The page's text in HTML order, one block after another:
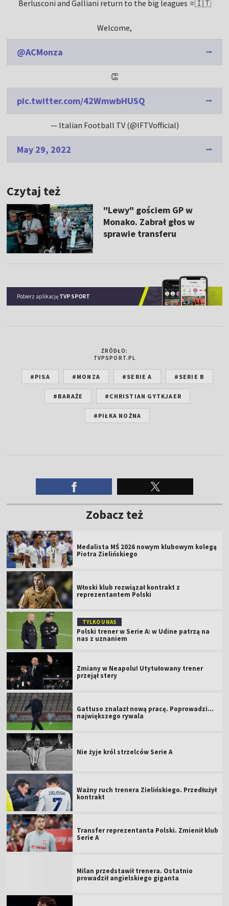
Berlusconi and Galliani return to the big leagues ⭐️🇮🇹
Welcome,
@ACMonza
👏
pic.twitter.com/42WmwbHUSQ
— Italian Football TV (@IFTVofficial)
May 29, 2022
Czytaj też
"Lewy" gościem GP w
Monako. Zabrał głos w
sprawie transferu
Pobierz aplikację TVP SPORT
ŹRÓDŁO:
TVPSPORT.PL
#PISA #MONZA #SERIE A #SERIE B
#BARAŻE #CHRISTIAN GYTKJAER
#PIŁKA NOŻNA
Zobacz też
Medalista MŚ 2026 nowym klubowym kolegą
Piotra Zielińskiego
Włoski klub rozwiązał kontrakt z
reprezentantem Polski
TYLKO U NAS
Polski trener w Serie A: w Udine patrzą na
nas z uznaniem
Zmiany w Neapolu! Utytułowany trener
przejął stery
Gattuso znalazł nową pracę. Poprowadzi...
największego rywala
Nie żyje król strzelców Serie A
Ważny ruch trenera Zielińskiego. Przedłużył
kontrakt
Transfer reprezentanta Polski. Zmienił klub
Serie A
Milan przedstawił trenera. Ostatnio
prowadził angielskiego giganta